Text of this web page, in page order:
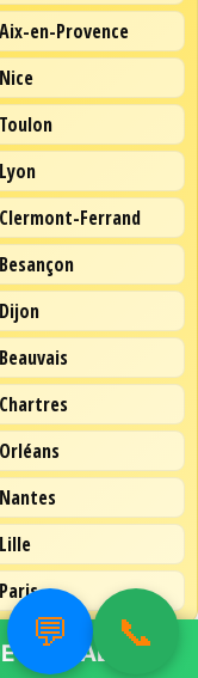
en-Provence
Ferrand
💬 📞
POSTAL